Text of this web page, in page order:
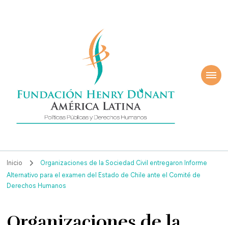
Henry
América Latina
Inicio
Organizaciones de la Sociedad Civil entregaron Informe
Alternativo para el examen del Estado de Chile ante el Comité de
Derechos Humanos